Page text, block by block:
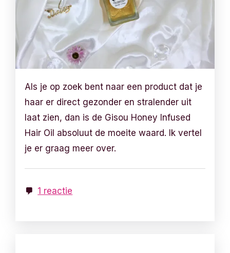
Als je op zoek bent naar een product dat je
haar er direct gezonder en stralender uit
laat zien, dan is de Gisou Honey Infused
Hair Oil absoluut de moeite waard. Ik vertel
je er graag meer over.
1 reactie